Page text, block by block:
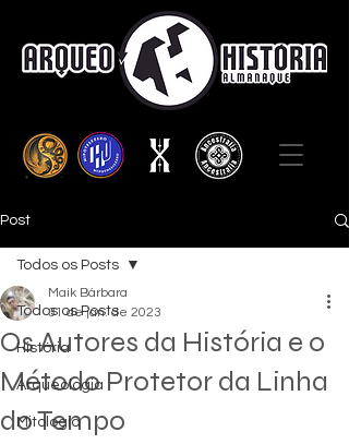
Post
Todos os Posts
História
Arqueologia
Mitologia
Todos os Posts
Os Autores da História e o
Método Protetor da Linha
do Tempo
Maik Bárbara
31 de jan. de 2023